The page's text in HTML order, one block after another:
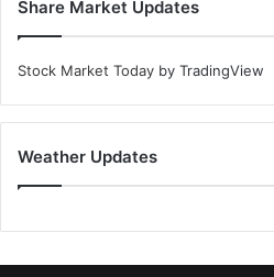
Stock Market Todayby TradingView
Weather Updates